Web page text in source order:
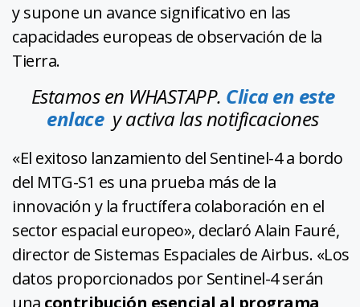
y supone un avance significativo en las
capacidades europeas de observación de la
Tierra.
Estamos en WHASTAPP. Clica en este
enlacey activa las notificaciones
«El exitoso lanzamiento del Sentinel-4 a bordo
del MTG-S1 es una prueba más de la
innovación y la fructífera colaboración en el
sector espacial europeo», declaró Alain Fauré,
director de Sistemas Espaciales de Airbus. «Los
datos proporcionados por Sentinel-4 serán
una contribución esencial al programa